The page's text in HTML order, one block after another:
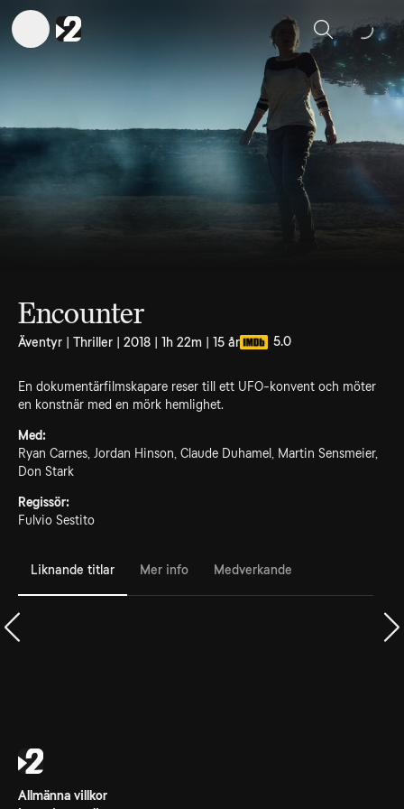
Sök
Encounter
Äventyr | Thriller | 2018 | 1h 22m | 15 år 5.0
En dokumentärfilmskapare reser till ett UFO-konvent och möter
en konstnär med en mörk hemlighet.
Med:
Ryan Carnes, Jordan Hinson, Claude Duhamel, Martin Sensmeier,
Don Stark
Regissör:
Fulvio Sestito
Liknande titlar Mer info Medverkande
Allmänna villkor